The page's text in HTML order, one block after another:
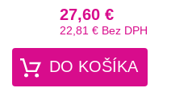
27,60 €
22,81 € Bez DPH
DO KOŠÍKA